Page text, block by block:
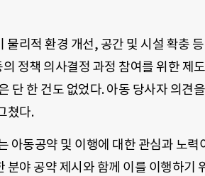
리적 환경 개선, 공간 및 시설 확충
정책 의사결정 과정 참여를 위한 제
단 한 건도 없었다. 아동 당사자 의견
쳤다.
아동공약 및 이행에 대한 관심과 노력
분야 공약 제시와 함께 이를 이행하기